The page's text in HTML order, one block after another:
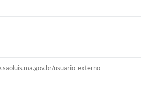
usuario-externo-